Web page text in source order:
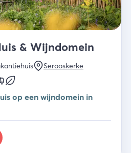
& Wijndomein
Serooskerke
op een wijndomein in